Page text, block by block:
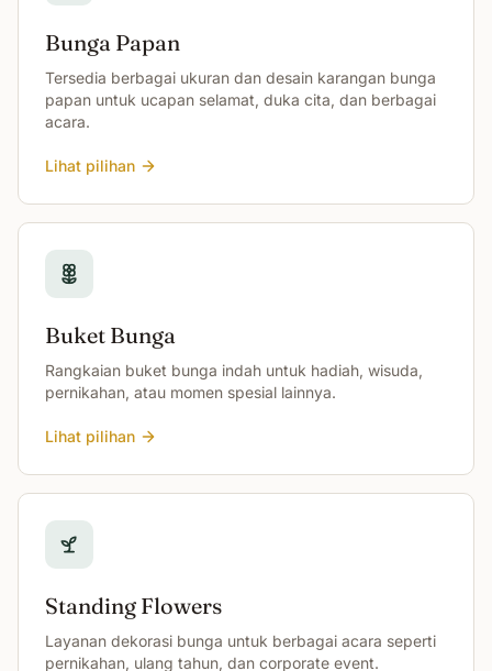
Bunga Papan
Tersedia berbagai ukuran dan desain karangan bunga
papan untuk ucapan selamat, duka cita, dan berbagai
acara.
Lihat pilihan
Buket Bunga
Rangkaian buket bunga indah untuk hadiah, wisuda,
pernikahan, atau momen spesial lainnya.
Lihat pilihan
Standing Flowers
Layanan dekorasi bunga untuk berbagai acara seperti
pernikahan, ulang tahun, dan corporate event.